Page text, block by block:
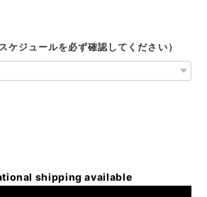
ケジュールを必ず確認してください）
shipping available